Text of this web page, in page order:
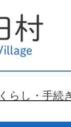
くらし・手続